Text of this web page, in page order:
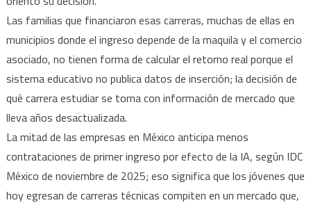
Las familias que financiaron esas carreras, muchas de ellas en
municipios donde el ingreso depende de la maquila y el comercio
asociado, no tienen forma de calcular el retorno real porque el
sistema educativo no publica datos de inserción; la decisión de
qué carrera estudiar se toma con información de mercado que
lleva años desactualizada.
La mitad de las empresas en México anticipa menos
contrataciones de primer ingreso por efecto de la IA, según IDC
México de noviembre de 2025; eso significa que los jóvenes que
hoy egresan de carreras técnicas compiten en un mercado que,